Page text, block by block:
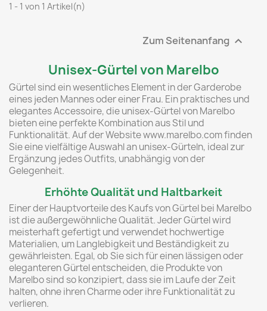
1 - 1 von 1 Artikel(n)
Zum Seitenanfang 
Unisex-Gürtel von Marelbo
Gürtel sind ein wesentliches Element in der Garderobe
eines jeden Mannes oder einer Frau. Ein praktisches und
elegantes Accessoire, die unisex-Gürtel von Marelbo
bieten eine perfekte Kombination aus Stil und
Funktionalität. Auf der Website www.marelbo.com finden
Sie eine vielfältige Auswahl an unisex-Gürteln, ideal zur
Ergänzung jedes Outfits, unabhängig von der
Gelegenheit.
Erhöhte Qualität und Haltbarkeit
Einer der Hauptvorteile des Kaufs von Gürtel bei Marelbo
ist die außergewöhnliche Qualität. Jeder Gürtel wird
meisterhaft gefertigt und verwendet hochwertige
Materialien, um Langlebigkeit und Beständigkeit zu
gewährleisten. Egal, ob Sie sich für einen lässigen oder
eleganteren Gürtel entscheiden, die Produkte von
Marelbo sind so konzipiert, dass sie im Laufe der Zeit
halten, ohne ihren Charme oder ihre Funktionalität zu
verlieren.